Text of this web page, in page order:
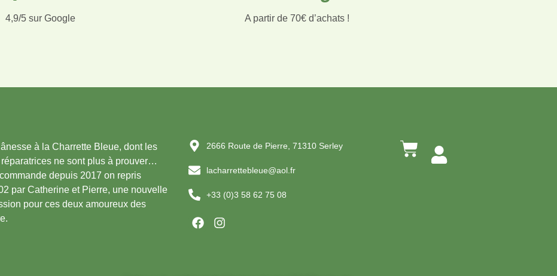
4,9/5 sur Google A partir de 70€ d’achats !
à la Charrette Bleue, dont les
ne sont plus à prouver…
depuis 2017 on repris
par Catherine et Pierre, une nouvelle
pour ces deux amoureux des
2666 Route de Pierre, 71310 Serley
lacharrettebleue@aol.fr
+33 (0)3 58 62 75 08